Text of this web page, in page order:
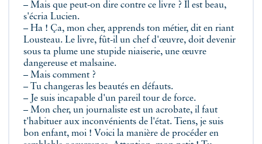
– Mais que peut-on dire contre ce livre ? Il est beau,
s'écria Lucien.
– Ha ! Ça, mon cher, apprends ton métier, dit en riant
Lousteau. Le livre, fût-il un chef d'œuvre, doit devenir
sous ta plume une stupide niaiserie, une œuvre
dangereuse et malsaine.
– Mais comment ?
– Tu changeras les beautés en défauts.
– Je suis incapable d'un pareil tour de force.
– Mon cher, un journaliste est un acrobate, il faut
t'habituer aux inconvénients de l'état. Tiens, je suis
bon enfant, moi ! Voici la manière de procéder en